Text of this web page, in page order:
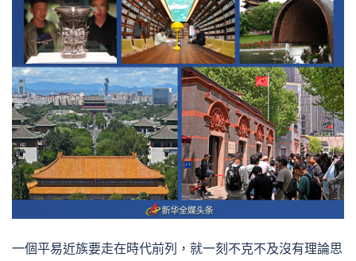
一個平易近族要走在時代前列，就一刻不克不及沒有理論思